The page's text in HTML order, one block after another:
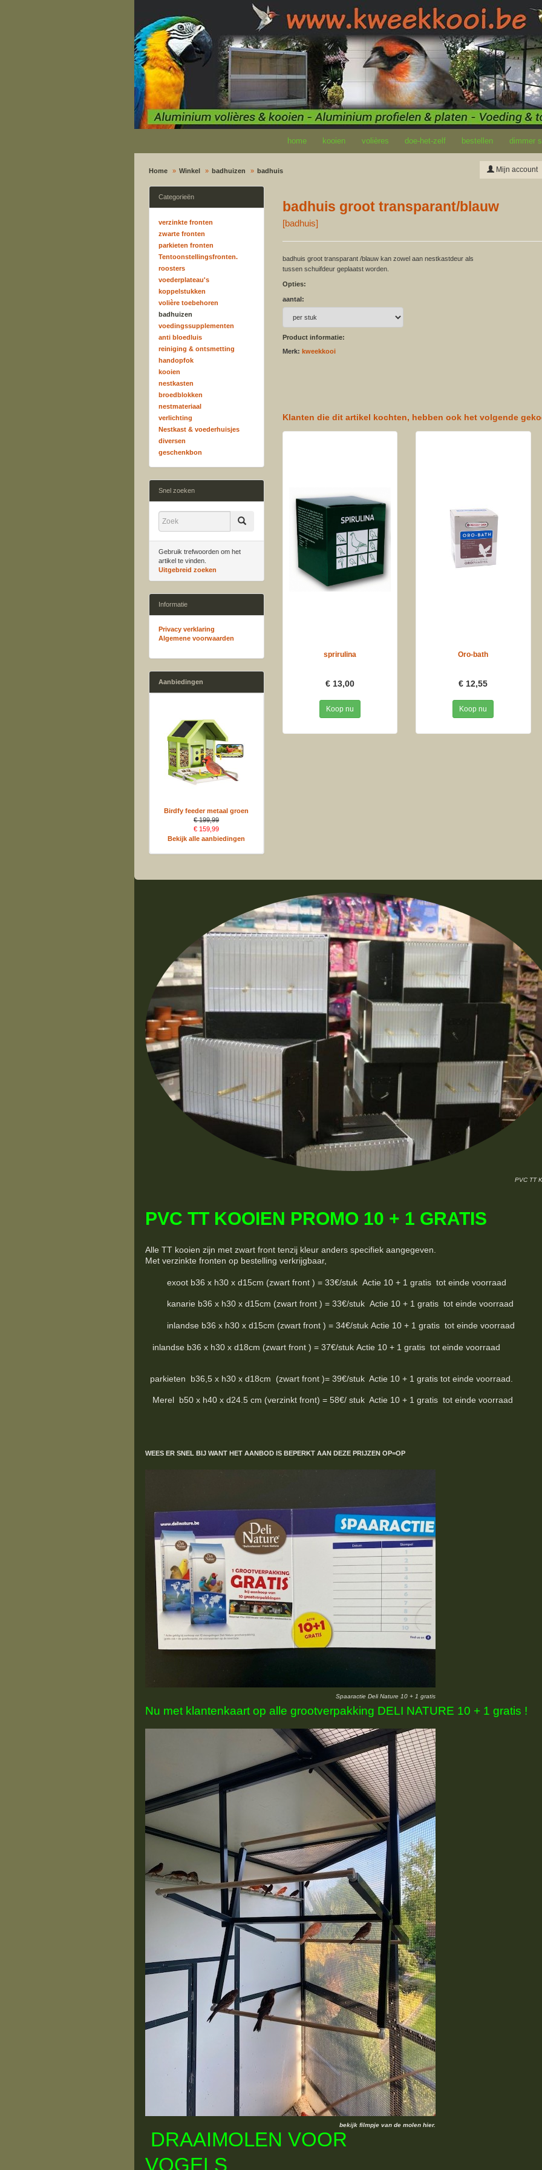
home kooien volières doe-het-zelf bestellen dimmer
Home Winkel badhuizen badhuis Mijn account
badhuis groot transparant/blauw
[badhuis]
badhuis groot transparant /blauw kan zowel aan nestkastdeur als
tussen schuifdeur geplaatst worden.
Opties:
aantal:
Product informatie:
Merk: kweekkooi
Klanten die dit artikel kochten, hebben ook het volgende
sprirulina
€ 13,00
Koop nu
Oro-bath
€ 12,55
Koop nu
Categorieën
verzinkte fronten
zwarte fronten
parkieten fronten
Tentoonstellingsfronten.
roosters
voederplateau's
koppelstukken
volière toebehoren
badhuizen
voedingssupplementen
anti bloedluis
reiniging & ontsmetting
handopfok
kooien
nestkasten
broedblokken
nestmateriaal
verlichting
Nestkast & voederhuisjes
diversen
geschenkbon
Snel zoeken
Gebruik trefwoorden om het
artikel te vinden.
Uitgebreid zoeken
Informatie
Privacy verklaring
Algemene voorwaarden
Aanbiedingen
Birdfy feeder metaal groen
€ 199,99
€ 159,99
Bekijk alle aanbiedingen
PVC TT
PVC TT KOOIEN PROMO 10 + 1 GRATIS
Alle TT kooien zijn met zwart front tenzij kleur anders specifiek aangegeven.
Met verzinkte fronten op bestelling verkrijgbaar,
exoot b36 x h30 x d15cm (zwart front ) = 33€/stuk Actie 10 + 1 gratis tot einde voorraad
kanarie b36 x h30 x d15cm (zwart front ) = 33€/stuk Actie 10 + 1 gratis tot einde voorraad
inlandse b36 x h30 x d15cm (zwart front ) = 34€/stuk Actie 10 + 1 gratis tot einde voorraad
inlandse b36 x h30 x d18cm (zwart front ) = 37€/stuk Actie 10 + 1 gratis tot einde voorraad
parkieten b36,5 x h30 x d18cm (zwart front )= 39€/stuk Actie 10 + 1 gratis tot einde voorraad.
Merel b50 x h40 x d24.5 cm (verzinkt front) = 58€/ stuk Actie 10 + 1 gratis tot einde voorraad
WEES ER SNEL BIJ WANT HET AANBOD IS BEPERKT AAN DEZE PRIJZEN OP=OP
Spaaractie Deli Nature 10 + 1 gratis
Nu met klantenkaart op alle grootverpakking DELI NATURE 10 + 1 gratis !
bekijk filmpje van de molen hier.
DRAAIMOLEN VOOR
VOGELS